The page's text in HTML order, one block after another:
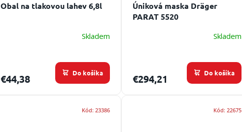
Obal na tlakovou lahev 6,8l
Skladem
€44,38 Do košíka
Úniková maska Dräger
PARAT 5520
Skladem
€294,21 Do košíka
Kód: 23386 Kód:22675